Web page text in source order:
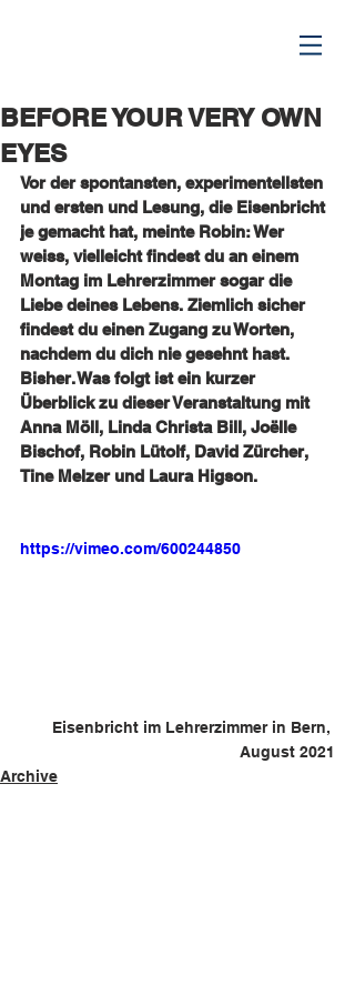
BEFORE YOUR VERY OWN
EYES
Vor der spontansten, experimentellsten
und ersten und Lesung, die Eisenbricht
je gemacht hat, meinte Robin: Wer
weiss, vielleicht findest du an einem
Montag im Lehrerzimmer sogar die
Liebe deines Lebens. Ziemlich sicher
findest du einen Zugang zu Worten,
nachdem du dich nie gesehnt hast.
Bisher. Was folgt ist ein kurzer
Überblick zu dieser Veranstaltung mit
Anna Möll, Linda Christa Bill, Joëlle
Bischof, Robin Lütolf, David Zürcher,
Tine Melzer und Laura Higson.
https://vimeo.com/600244850
Eisenbricht im Lehrerzimmer in Bern,
August 2021
Archive